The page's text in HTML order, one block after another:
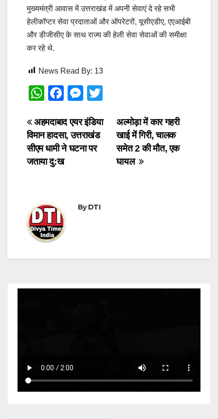
मुख्यमंत्री आवास में उत्तराखंड में अपनी सेवाएं दे रहे सभी
हेलीकॉप्टर सेवा प्रदाताओं और ऑपरेटरों, यूसीएडीए, एएआईबी
और डीजीसीए के साथ राज्य की हेली सेवा सेवाओं की समीक्षा
कर रहे थे.
News Read By: 13
W
at
s
A
p
F
c
e
b
o
M
ss
e
n
tt
er
Post
navigation
अल्मोड़ा में कार गहरी
खाई में गिरी, चालक
समेत 2 की मौत, एक
घायल
अहमदाबाद एयर इंडिया
विमान हादसा, उत्तराखंड
सीएम धामी ने घटना पर
जताया दु:ख
ByDTI